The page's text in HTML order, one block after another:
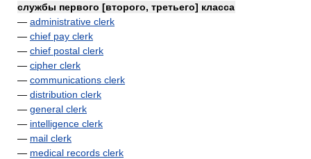
службы первого [второго, третьего] класса
— administrative clerk
— chief pay clerk
— chief postal clerk
— cipher clerk
— communications clerk
— distribution clerk
— general clerk
— intelligence clerk
— mail clerk
— medical records clerk